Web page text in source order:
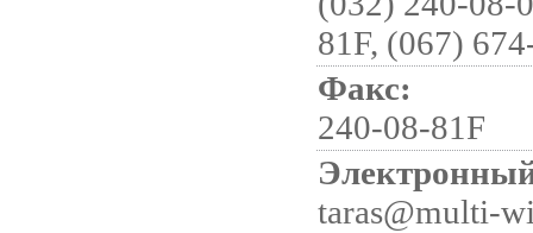
81F, (067)
Факс:
240-08-81F
taras@multi-